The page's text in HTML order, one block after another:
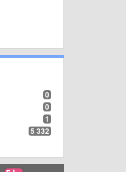
0
0
1
5 332